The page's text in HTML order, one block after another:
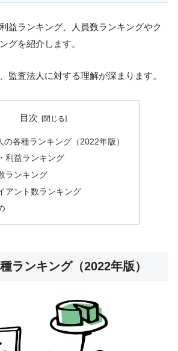
益ランキング、人員数ランキングやク
グを紹介します。
監査法人に対する理解が深まります。
目次
の各種ランキング（2022年版）
利益ランキング
ランキング
アント数ランキング
ランキング（2022年版）